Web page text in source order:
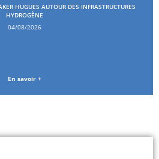
HUGUES AUTOUR DES INFRASTRUCTURES
HYDROGÈNE
04/08/2026
En savoir +